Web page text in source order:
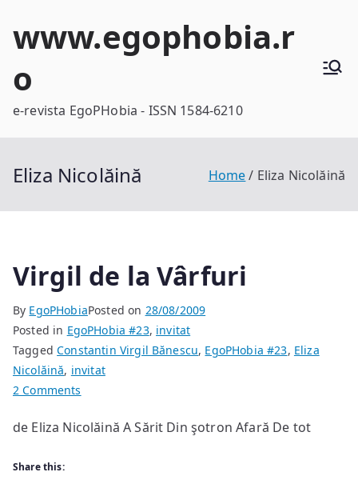
www.egophobia.r
o
e-revista EgoPHobia - ISSN 1584-6210
Eliza Nicolăină Home Eliza Nicolăină
Virgil de la Vârfuri
By EgoPHobiaPosted on 28/08/2009
Posted in EgoPHobia #23, invitat
TaggedConstantin Virgil Bănescu, EgoPHobia #23, Eliza
Nicolăină, invitat
2 Comments
de
de Eliza Nicolăină A Sărit Din şotron Afară De tot
Share this: